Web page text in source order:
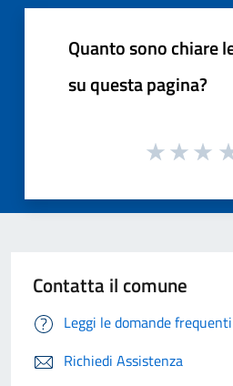
Quanto sono chiare
su questa pagina?
Contatta il comune
Leggi le domande frequenti
Richiedi Assistenza